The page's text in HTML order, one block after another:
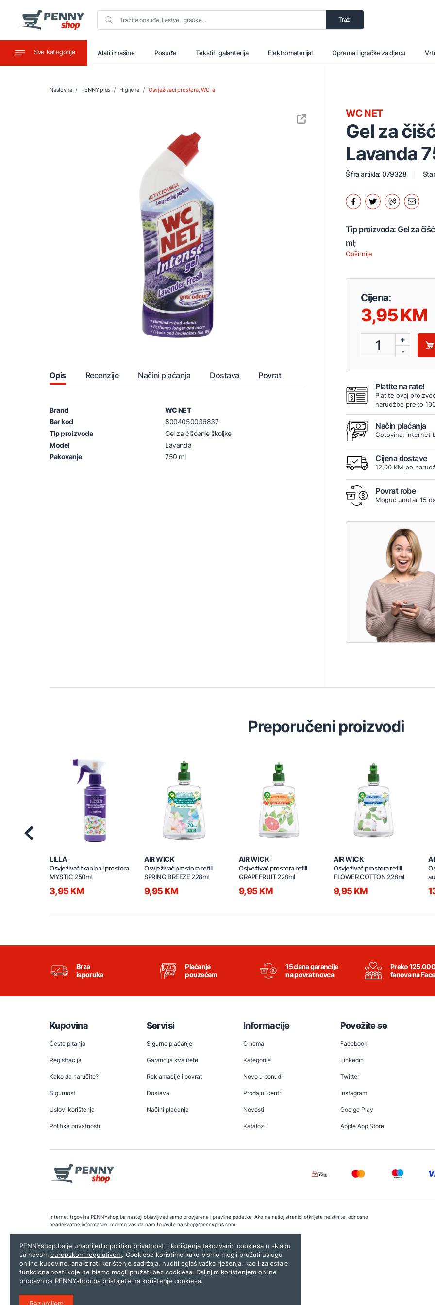
Traži
Sve kategorije
Ugostiteljstvo Alati i mašine Posuđe Tekstil i galanterija Elektromaterijal Oprema i igračke za djecu
Naslovna PENNY plus Higijena Osvježivaci prostora, WC-a
Opis Recenzije Načini plaćanja Dostava Povrat
Brand
WC NET
Bar kod
8004050036837
Tip proizvoda
Gel za čišćenje školjke
Model
Lavanda
Pakovanje
750 ml
Gel za
Lavanda
WC NET
Šifra artikla: 079328
Tip proizvoda: Gel za
ml;
Opširnije
Cijena:
3,95
1
+
-
Platite na rate!
Platite ovaj
narudžbe preko
Način plaćanja
Gotovina, internet
Cijena dostave
12,00 KM po
Povrat robe
Moguć unutar 15
Preporučeni proizvodi
LILLA
Osvježivač tkanina i prostora
MYSTIC 250ml
3,95 KM
AIR WICK
Osvježivač prostora refill
SPRING BREEZE 228ml
9,95 KM
AIR WICK
Osjveživač prostora refill
GRAPEFRUIT 228ml
9,95 KM
AIR WICK
Osvježivač prostora refill
FLOWER COTTON 228ml
9,95 KM
Brza
isporuka
Plaćanje
pouzećem
15 dana garancije
na povrat novca
Preko 125.000
fanova na
Kupovina
Česta pitanja
Registracija
Kako da naručite?
Sigurnost
Uslovi korištenja
Politika privatnosti
Servisi
Sigurno plaćanje
Garancija kvalitete
Reklamacije i povrat
Dostava
Načini plaćanja
Informacije
O nama
Kategorije
Novo u ponudi
Prodajni centri
Novosti
Katalozi
Povežite se
Facebook
Linkedin
Twitter
Instagram
Goolge Play
Apple App Store
Internet trgovina PENNYshop.ba nastoji objavljivati samo provjerene i pravilne podatke. Ako na našoj stranici otkrijete neistinite, odnosno
neadekvatne informacije, molimo vas da nam to javite na shop@pennyplus.com.
Copyright © 2026.Penny plus d.o.o. Sarajevo.Dizajn i programiranje:Lampa.ba
PENNYshop.ba je unaprijedio politiku privatnosti i korištenja takozvanih cookiesa u skladu
sa novom europskom regulativom. Cookiese koristimo kako bismo mogli pružati uslugu
online kupovine, analizirati korištenje sadržaja, nuditi oglašivačka rješenja, kao i za ostale
funkcionalnosti koje ne bismo mogli pružati bez cookiesa. Daljnjim korištenjem online
prodavnice PENNYshop.ba pristajete na korištenje cookiesa.
Razumijem